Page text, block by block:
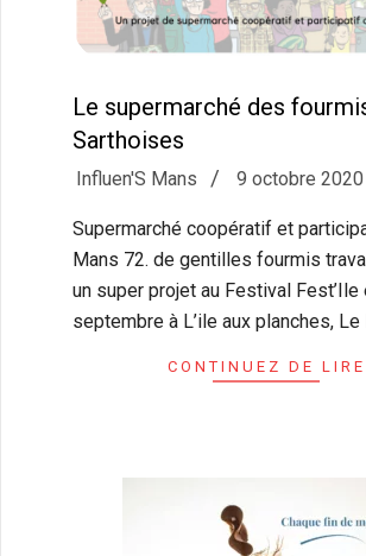
Le supermarché des
Sarthoises
2020-
09
Influen'S Mans 9 octobre 2020
Supermarché coopératif et
Mans 72. de gentilles fourmis
un super projet au Festival Fest’Ile
septembre à L’ile aux planches, Le
CONTINUEZ DE LIRE